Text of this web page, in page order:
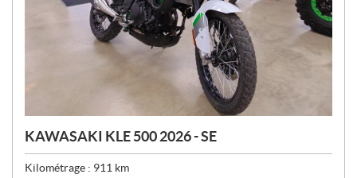
KAWASAKI KLE 500 2026 - SE
Kilométrage : 911 km